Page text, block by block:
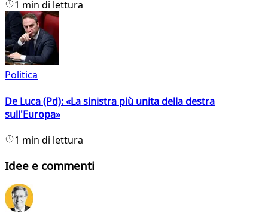
1 min di lettura
Politica
De Luca (Pd): «La sinistra più unita della destra
sull'Europa»
1 min di lettura
Idee e commenti